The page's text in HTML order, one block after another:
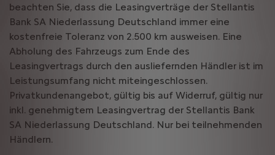
beachten Sie, dass die Leasingverträge der Stellantis
Bank SA Niederlassung Deutschland immer eine
kostenfreie Toleranz von 2.500 km ausweisen. Eine
Abholung des Fahrzeugs zum Ende des
Leasingvertrags durch den ausliefernden Händler ist im
Leistungsumfang nicht miteingeschlossen.
Privatkundenangebot, gültig bis auf Widerruf, gültig nur
inkl. genehmigtem Leasingvertrag der Stellantis Bank
SA Niederlassung Deutschland. Nur bei teilnehmenden
Händlern.